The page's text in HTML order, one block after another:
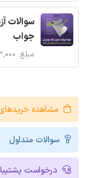
سوالات
جواب
مبلغ: ۳۲۳,۰۰۰ تومان
مشاهده
سوالات متداول
درخواست